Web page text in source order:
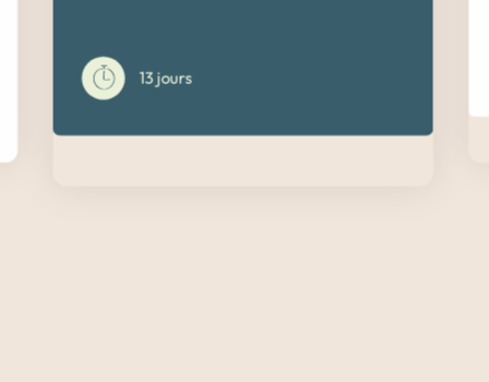
13 jours